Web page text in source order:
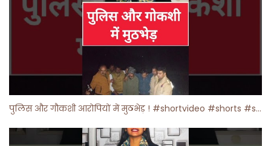
पुलिस और गौकशी आरोपियों में मुठभेड़ ! #shortvideo #shorts #shortsfeed